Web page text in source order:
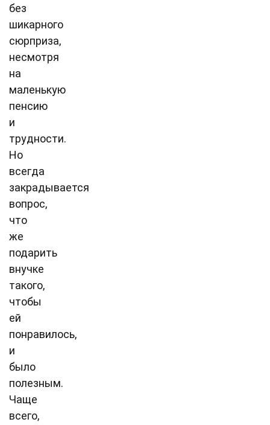
без
шикарного
сюрприза,
несмотря
на
маленькую
пенсию
и
трудности.
Но
всегда
закрадывается
вопрос,
что
же
подарить
внучке
такого,
чтобы
ей
понравилось,
и
было
полезным.
Чаще
всего,